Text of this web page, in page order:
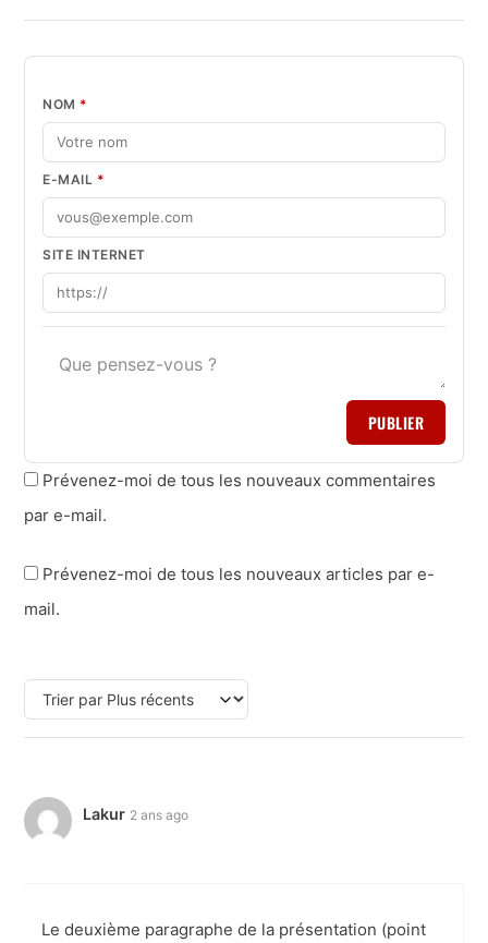
NOM *
E-MAIL *
SITE INTERNET
PUBLIER
Prévenez-moi de tous les nouveaux commentaires
par e-mail.
Prévenez-moi de tous les nouveaux articles par e-
mail.
Lakur 2 ans ago
Le deuxième paragraphe de la présentation (point